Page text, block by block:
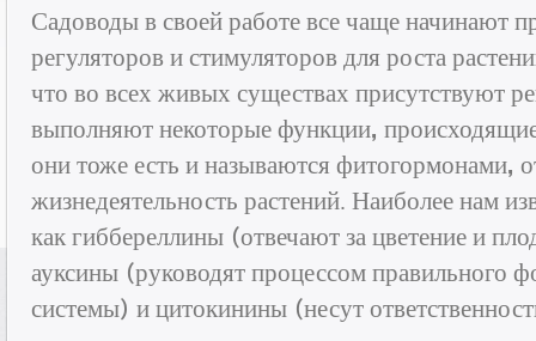
Садоводы в своей работе все чаще начинают
регуляторов и стимуляторов для роста
что во всех живых существах присутствуют
выполняют некоторые функции,
они тоже есть и называются фитогормонами,
жизнедеятельность растений. Наиболее нам
как гиббереллины (отвечают за цветение и
ауксины (руководят процессом правильного
системы) и цитокинины (несут